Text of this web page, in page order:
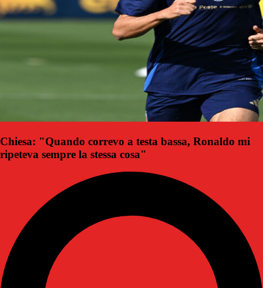
Chiesa: "Quando correvo a testa bassa, Ronaldo mi
ripeteva sempre la stessa cosa"